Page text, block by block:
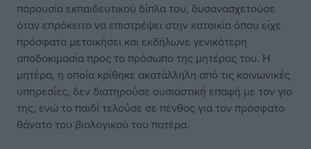
παρουσία εκπαιδευτικού δίπλα του, δυσανασχετούσε
όταν επρόκειτο να επιστρέψει στην κατοικία όπου είχε
πρόσφατα μετοικήσει και εκδήλωνε γενικότερη
αποδοκιμασία προς το πρόσωπο της μητέρας του. Η
μητέρα, η οποία κρίθηκε ακατάλληλη από τις κοινωνικές
υπηρεσίες, δεν διατηρούσε ουσιαστική επαφή με τον γιο
της, ενώ το παιδί τελούσε σε πένθος για τον πρόσφατο
θάνατο του βιολογικού του πατέρα.